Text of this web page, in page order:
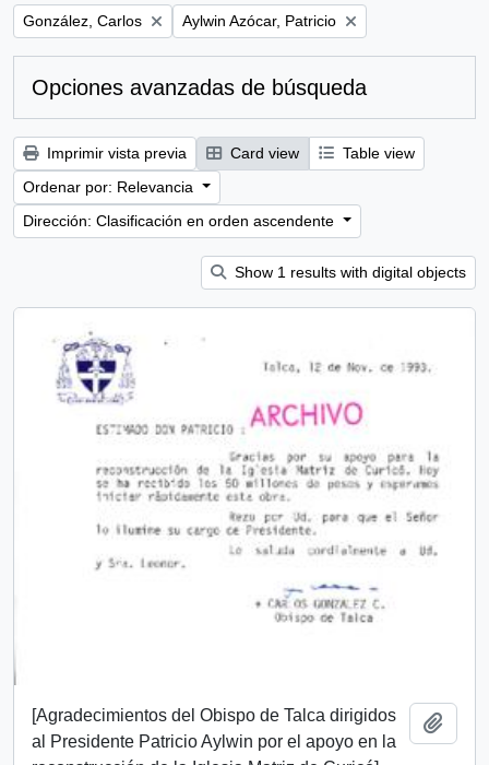
Remove filter:
González, Carlos Remove filter:
Aylwin Azócar, Patricio
Opciones avanzadas de búsqueda
Imprimir vista previa Card view
Table view
Ordenar por: Relevancia
Dirección: Clasificación en orden ascendente
Show 1 results with digital objects
[Agradecimientos del Obispo de Talca dirigidos
al Presidente Patricio Aylwin por el apoyo en la